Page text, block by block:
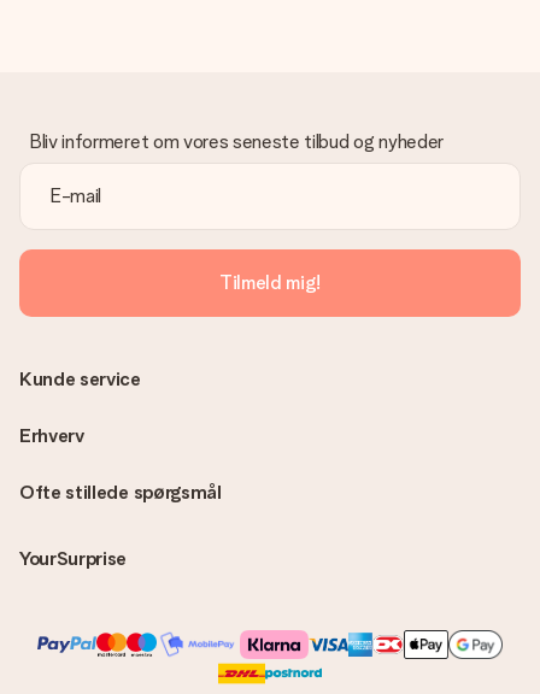
venligst vores kundeservice, de hjælper gerne med at finde en
passende løsning.
Er fakturaen sendt sammen med ordren?
Ingen faktura sendes med din ordre. Du modtager altid
fakturaen i bekræftelsesemailen, og du kan altid finde den i din
MySurprise-konto. Det betyder at du kan få gaven leveret
direkte til modtageren, hvilket gør det til en sand
overraskelse!
Bliv informeret om vores seneste tilbud og nyheder
Tilmeld mig!
Ofte stillede spørgsmål
YourSurprise
Kunde service
Erhverv